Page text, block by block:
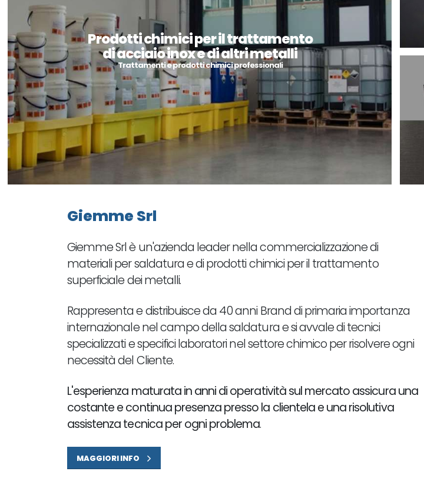
Prodotti chimici per il trattamento
di acciaio inox e di altri metalli
Trattamenti e prodotti chimici professionali
Giemme Srl
Giemme Srl è un'azienda leader nella commercializzazione di
materiali per saldatura e di prodotti chimici per il trattamento
superficiale dei metalli.
Rappresenta e distribuisce da 40 anni Brand di primaria importanza
internazionale nel campo della saldatura e si avvale di tecnici
specializzati e specifici laboratori nel settore chimico per risolvere ogni
necessità del Cliente.
L'esperienza maturata in anni di operatività sul mercato assicura una
costante e continua presenza presso la clientela e una risolutiva
assistenza tecnica per ogni problema.
MAGGIORI INFO